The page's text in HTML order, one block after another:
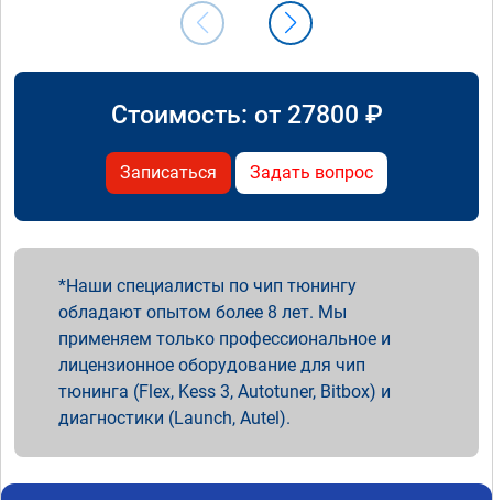
Стоимость: от 27800 ₽
Записаться Задать вопрос
Наши специалисты по чип тюнингу
обладают опытом более 8 лет. Мы
применяем только профессиональное и
лицензионное оборудование для чип
тюнинга (Flex, Kess 3, Autotuner, Bitbox) и
диагностики (Launch, Autel).